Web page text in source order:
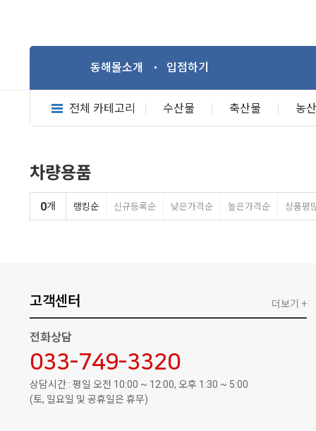
동해몰소개 입점하기
전체 카테고리 수산물 축산물 농
차량용품
0개 랭킹순 신규등록순 낮은가격순 높은가격순 상품평
고객센터
전화상담
033-749-3320
상담시간 : 평일 오전 10:00 ~ 12:00, 오후 1:30 ~ 5:00
(토, 일요일 및 공휴일은 휴무)
더보기 +